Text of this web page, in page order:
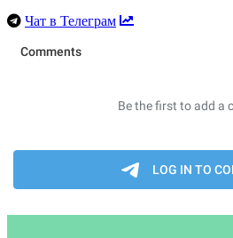
Чат в Телеграм